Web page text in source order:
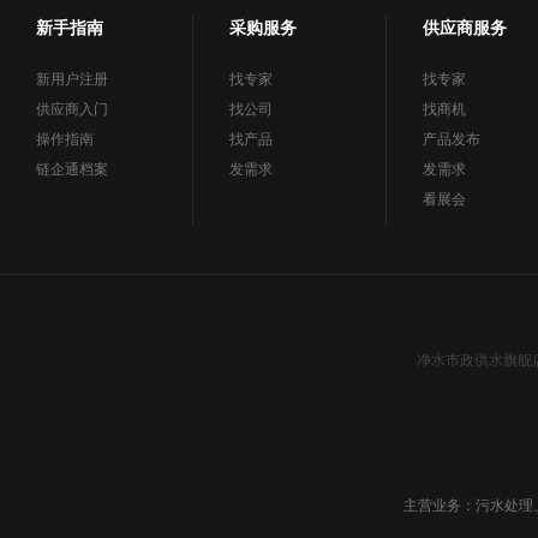
新手指南
新用户注册
供应商入门
操作指南
链企通档案
采购服务
找专家
找公司
找产品
发需求
供应商服务
找专家
找商机
产品发布
发需求
看展会
净水市政供水旗
主营业务：污水处